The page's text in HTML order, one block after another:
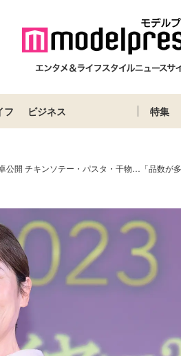
フ ビジネス 特集
公開 チキンソテー・パスタ・干物…「品数が